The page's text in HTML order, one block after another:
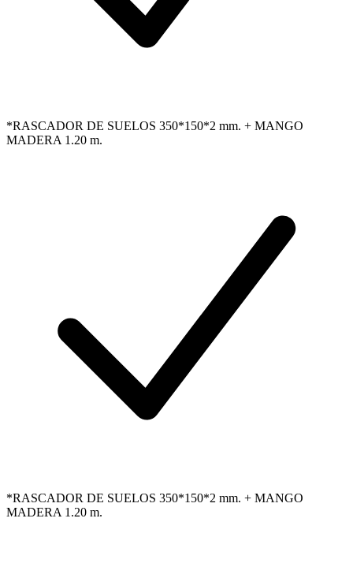
*RASCADOR DE SUELOS 350*150*2 mm. + MANGO
MADERA 1.20 m.
*RASCADOR DE SUELOS 350*150*2 mm. + MANGO
MADERA 1.20 m.